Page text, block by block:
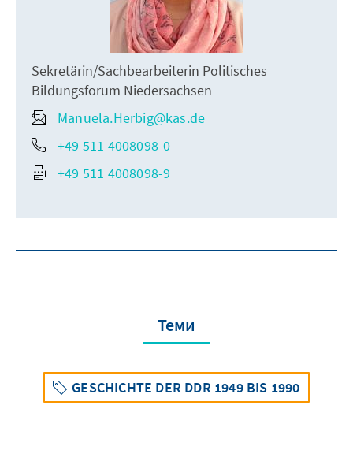
Sekretärin/Sachbearbeiterin Politisches
Bildungsforum Niedersachsen
Manuela.Herbig@kas.de
+49 511 4008098-0
+49 511 4008098-9
Теми
GESCHICHTE DER DDR 1949 BIS 1990